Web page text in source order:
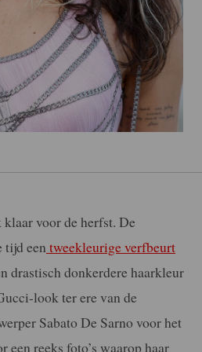
voor de herfst. De
tijd een tweekleurige verfbeurt
drastisch donkerdere haarkleur
look ter ere van de
Sabato De Sarno voor het
een reeks foto’s waarop haar